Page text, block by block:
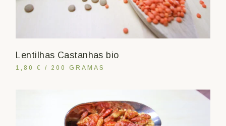
Lentilhas Castanhas bio
1,80 € / 200 GRAMAS